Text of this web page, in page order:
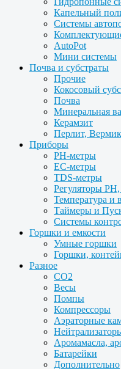
Капельный
Системы
AutoPot
Мини системы
Почва и субстраты
Прочие
Кокосовый
Почва
Минеральная
Керамзит
Перлит,
Приборы
PH-метры
EC-метры
TDS-метры
Регуляторы
Температура и
Таймеры и
Системы
Горшки и емкости
Умные горшки
Горшки,
Разное
CO2
Весы
Помпы
Компрессоры
Аэраторные
Аромамасла,
Батарейки
Дополнительно